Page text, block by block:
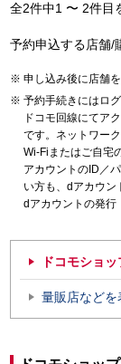
全2件中1 〜 2件目
予約申込する店舗/
申し込み後に店舗
予約手続きにはロ
ドコモ回線にてア
です。ネットワー
Wi-Fiまたはご自宅
アカウントのID／
い方も、dアカウン
dアカウントの発行
ドコモショ
量販店などを